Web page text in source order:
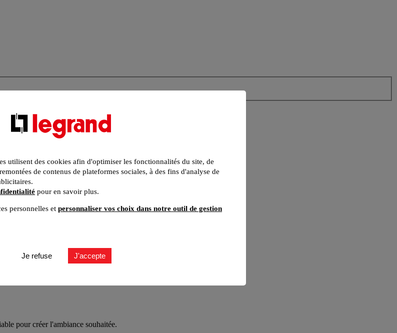
pour créer l'ambiance souhaitée.
utilisent des cookies afin d'optimiser les fonctionnalités du site, de
de contenus de plateformes sociales, à des fins d'analyse de
pour en savoir plus.
personnelles et personnaliser vos choix dans notre outil de gestion
Je refuse J'accepte